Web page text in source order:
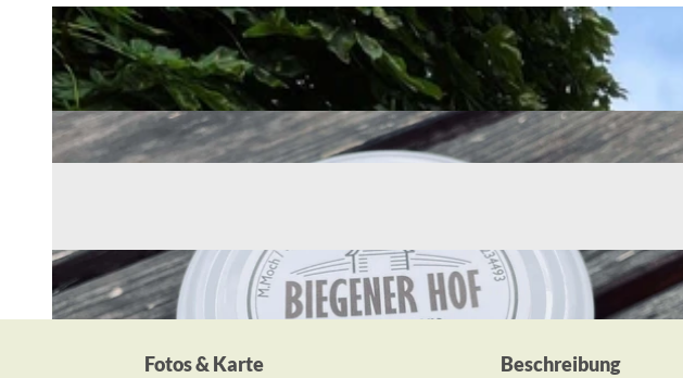
Fotos & Karte Beschreibung